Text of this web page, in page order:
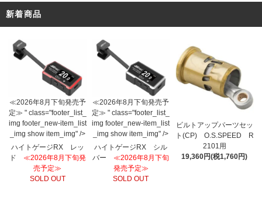
新着商品
≪2026年8月下旬発売予
定≫ " class="footer_list_
img footer_new-item_list
_img show item_img" />
ハイトゲージRX レッ
ド ≪2026年8月下旬発
売予定≫
SOLD OUT
≪2026年8月下旬発売予
定≫ " class="footer_list_
img footer_new-item_list
_img show item_img" />
ハイトゲージRX シル
バー ≪2026年8月下旬
発売予定≫
SOLD OUT
ビルトアップパーツセッ
ト(CP) O.S.SPEED R
2101用
19,360円(税1,760円)